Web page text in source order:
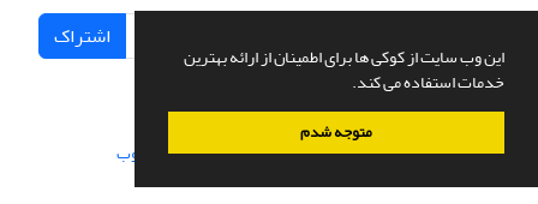
این وب سایت از کوکی ها برای اطمینان از ارائه بهترین
خدمات استفاده می کند.
متوجه شدم
اشتراک
سامانه مدیریت نشریات علمی.طراحی و پیاده سازی از سیناوب